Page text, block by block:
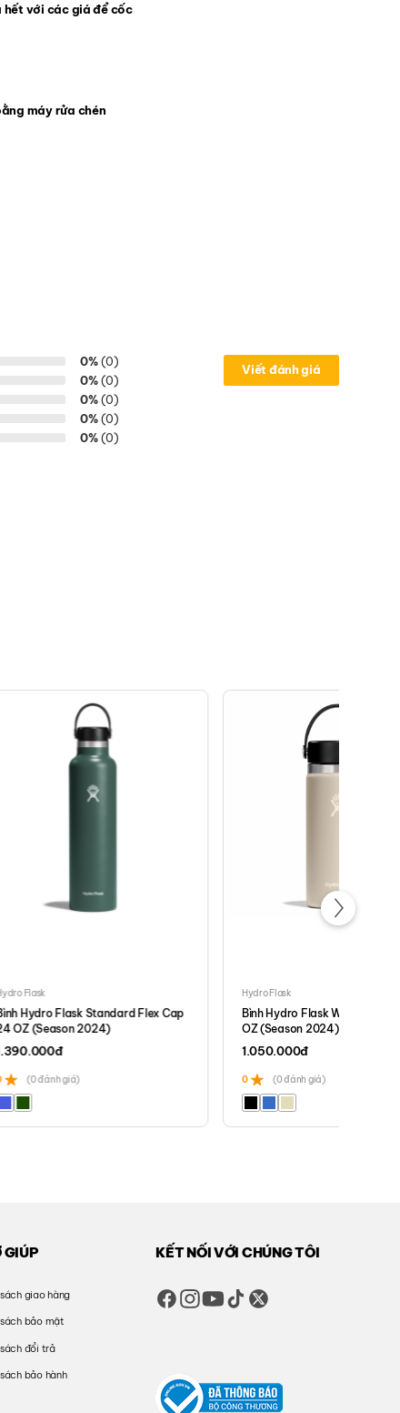
hết với các giá để cốc
máy rửa chén
0%(0)
0%(0)
0%(0)
0%(0)
0%(0)
Viết đánh giá
Flask
Hydro Flask Standard Flex Cap
OZ (Season 2024)
đ
(0 đánh giá)
Hydro Flask
Bình Hydro Flask Wide Flex
OZ (Season 2024)
1.050.000đ
0 (0 đánh giá)
GIÚP
giao hàng
bảo mật
đổi trả
bảo hành
KẾT NỐI VỚI CHÚNG TÔI